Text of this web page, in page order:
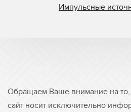
Импульсные
Обращаем Ваше внимание на то,
сайт носит исключительно